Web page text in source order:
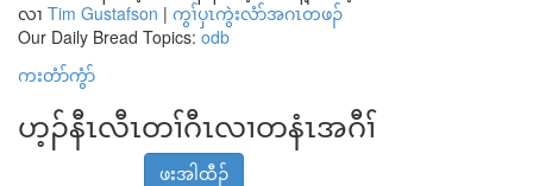
လၢ Tim Gustafson | ကွၢ်ပှၤကွဲးလံာ်အဂၤတဖၣ်
Our Daily Bread Topics: odb
ကးတံာ်ကွံာ်
ဟ့ၣ်နီၤလီၤတၢ်ဂီၤလၢတနံၤအဂီၢ်
ဖးအါထီၣ်